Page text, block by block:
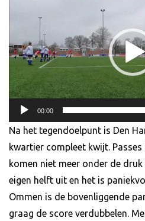
00:00
Na het tegendoelpunt is Den
kwartier compleet kwijt.
komen niet meer onder de
eigen helft uit en het is
Ommen is de bovenliggende
graag de score verdubbelen.